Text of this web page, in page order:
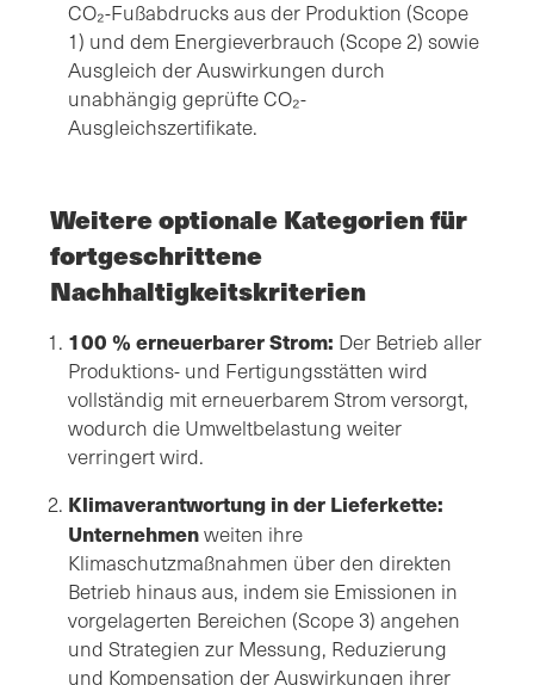
CO₂-Fußabdrucks aus der Produktion (Scope
1) und dem Energieverbrauch (Scope 2) sowie
Ausgleich der Auswirkungen durch
unabhängig geprüfte CO₂-
Ausgleichszertifikate.
Weitere optionale Kategorien für
fortgeschrittene
Nachhaltigkeitskriterien
100 % erneuerbarer Strom: Der Betrieb aller
Produktions- und Fertigungsstätten wird
vollständig mit erneuerbarem Strom versorgt,
wodurch die Umweltbelastung weiter
verringert wird.
Klimaverantwortung in der Lieferkette:
Unternehmenweiten ihre
Klimaschutzmaßnahmen über den direkten
Betrieb hinaus aus, indem sie Emissionen in
vorgelagerten Bereichen (Scope 3) angehen
und Strategien zur Messung, Reduzierung
und Kompensation der Auswirkungen ihrer